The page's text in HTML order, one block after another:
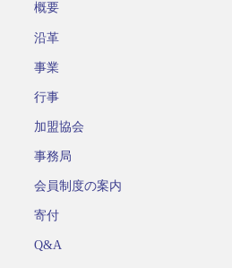
概要
沿革
事業
行事
加盟協会
事務局
会員制度の案内
寄付
Q&A